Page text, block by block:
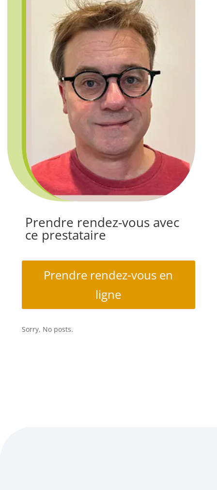
Prendre rendez-vous avec
ce prestataire
Prendre rendez-vous en
ligne
Sorry, No posts.